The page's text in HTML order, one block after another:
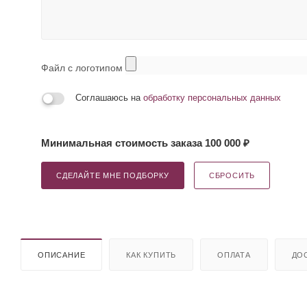
Файл с логотипом
Соглашаюсь на обработку персональных данных
Минимальная стоимость заказа 100 000 ₽
СДЕЛАЙТЕ МНЕ ПОДБОРКУ СБРОСИТЬ
ОПИСАНИЕ КАК КУПИТЬ ОПЛАТА